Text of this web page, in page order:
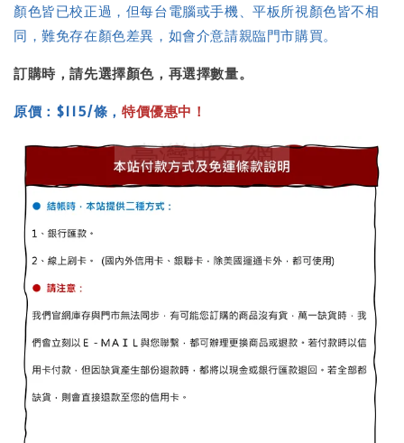
顏色皆已校正過，但每台電腦或手機、平板所視顏色皆不相
同，難免存在顏色差異，如會介意請親臨門市購買。
訂購時，請先選擇顏色，再選擇數量。
原價：$115/條， 特價優惠中！